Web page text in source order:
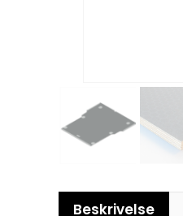
Beskrivelse